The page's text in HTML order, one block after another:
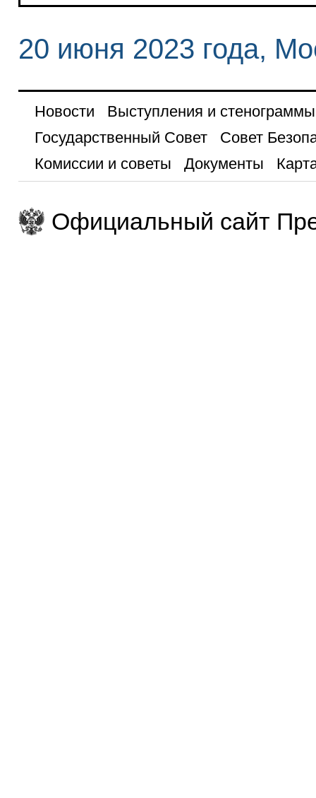
20 июня 2023 года,
Новости
Выступления и стенограммы
Государственный Совет
Совет
Комиссии и советы
Документы
Официальный сайт